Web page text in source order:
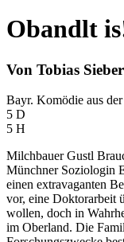
Obandlt
Von Tobias
Bayr. Komödie aus
5 D
5 H
Milchbauer Gustl
Münchner Soziologin
einen extravaganten
vor, eine Doktorarbeit
wollen, doch in
im Oberland. Die